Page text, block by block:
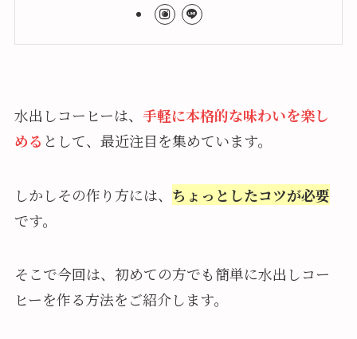
水出しコーヒーは、 手軽に本格的な味わいを楽し
める として、最近注目を集めています。
しかしその作り方には、 ちょっとしたコツが必要
です。
そこで今回は、初めての方でも簡単に水出しコー
ヒーを作る方法をご紹介します。